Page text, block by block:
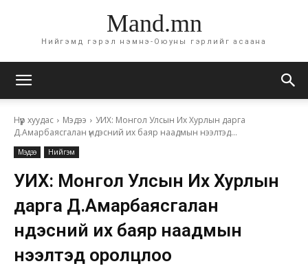
Mand.mn
Нийгэмд гэрэл нэмнэ-Оюуны гэрлийг асаана
Нүүр хуудас Мэдээ
УИХ: Монгол Улсын Их Хурлын дарга
Д.Амарбаясгалан үндэсний их баяр наадмын нээлтэд...
Мэдээ Нийгэм
УИХ: Монгол Улсын Их Хурлын
дарга Д.Амарбаясгалан
үндэсний их баяр наадмын
нээлтэд оролцлоо